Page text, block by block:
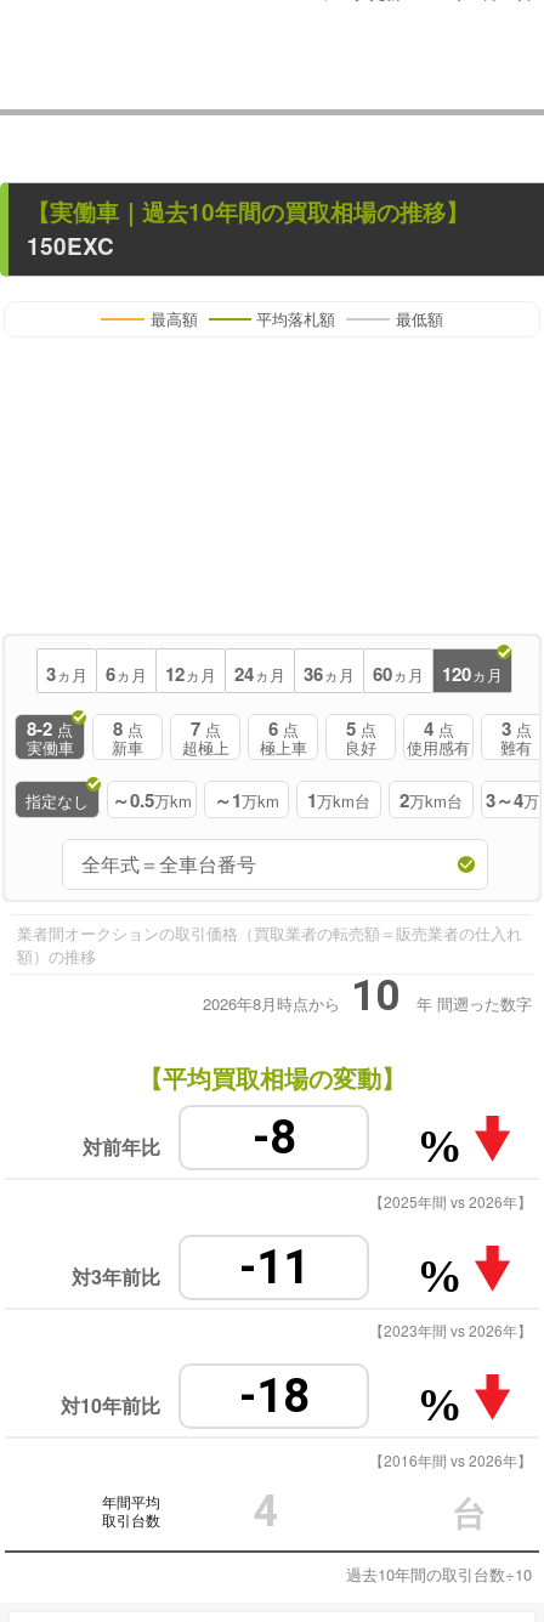
【実働車 ｜過去10年間の買取相場の推移】
150EXC
最高額 平均落札額 最低額
3ヵ月 6ヵ月 12ヵ月 24ヵ月 36ヵ月 60ヵ月 120ヵ月
8-2 点
実働車
8 点
新車
7 点
超極上
6 点
極上車
5 点
良好
4 点
使用感有
3 点
難有
指定なし ～0.5万km ～1万km 1万km台 2万km台 3～4万
業者間オークションの取引価格（買取業者の転売額＝販売業者の仕入れ
額）の推移
2026年8月時点から 10 年 間遡った数字
【平均買取相場の変動】
対前年比 -8 %
【2025年間 vs 2026年】
対3年前比 -11 %
【2023年間 vs 2026年】
対10年前比 -18 %
【2016年間 vs 2026年】
年間平均
取引台数
4 台
過去10年間の取引台数÷10